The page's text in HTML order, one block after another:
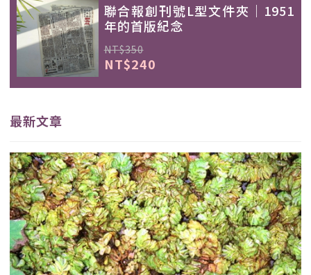
聯合報創刊號L型文件夾｜1951
年的首版紀念
NT$350
NT$240
最新文章